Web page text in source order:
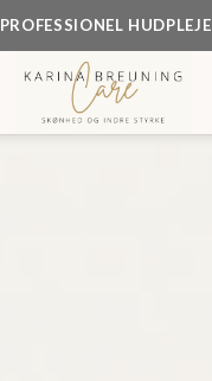
PROFESSIONEL HUDPLEJE